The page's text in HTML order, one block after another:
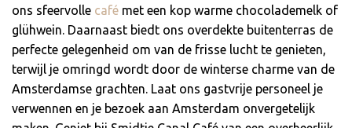
ons sfeervolle café met een kop warme chocolademelk of
glühwein. Daarnaast biedt ons overdekte buitenterras de
perfecte gelegenheid om van de frisse lucht te genieten,
terwijl je omringd wordt door de winterse charme van de
Amsterdamse grachten. Laat ons gastvrije personeel je
verwennen en je bezoek aan Amsterdam onvergetelijk